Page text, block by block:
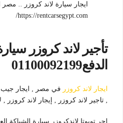
ايجار سيارة لاند كروزر .. مصر
https://rentcarsegypt.com/
تأجير لاند كروزر
الدفع01100092199
ايجار لاند كروزر في مصر , ايجار جيب
, تاجير لاند كروزر , إيجار لاند كروزر ,
اجر تويوتا لاندكروزر سيارة الشياكة